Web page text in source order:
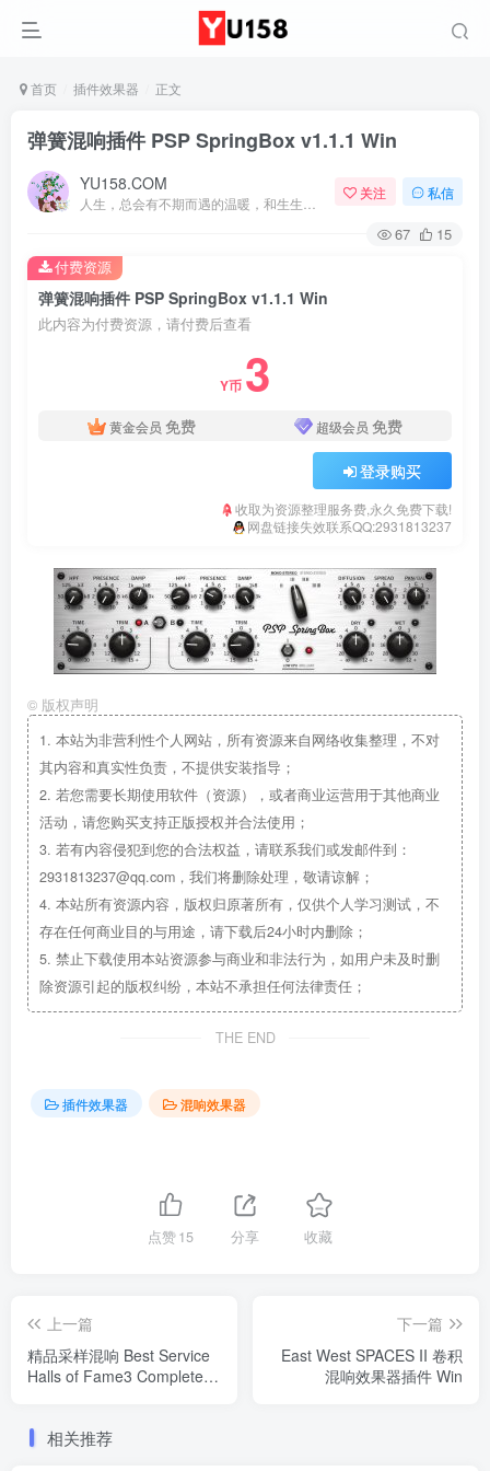
首页 插件效果器 正文
弹簧混响插件 PSP SpringBox v1.1.1 Win
YU158.COM 关注 私信
67 15
弹簧混响插件 PSP SpringBox v1.1.1 Win
此内容为付费资源，请付费后查看
Y币 3
黄金会员 免费 超级会员 免费
登录购买
收取为资源整理服务费,永久免费下载!
网盘链接失效联系QQ:2931813237
付费资源
© 版权声明
1. 本站为非营利性个人网站，所有资源来自网络收集整理，不对
其内容和真实性负责，不提供安装指导；
2. 若您需要长期使用软件（资源），或者商业运营用于其他商业
活动，请您购买支持正版授权并合法使用；
3. 若有内容侵犯到您的合法权益，请联系我们或发邮件到：
2931813237@qq.com，我们将删除处理，敬请谅解；
4. 本站所有资源内容，版权归原著所有，仅供个人学习测试，不
存在任何商业目的与用途，请下载后24小时内删除；
5. 禁止下载使用本站资源参与商业和非法行为，如用户未及时删
除资源引起的版权纠纷，本站不承担任何法律责任；
THE END
插件效果器 混响效果器
点赞15 分享 收藏
上一篇
精品采样混响 Best Service
Halls of Fame3 Complete
下一篇
East West SPACES II 卷积
混响效果器插件 Win
相关推荐